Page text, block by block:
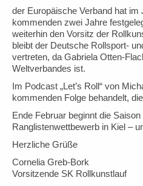
der Europäische Verband hat
kommenden zwei Jahre
weiterhin den Vorsitz der
bleibt der Deutsche Rollsport-
vertreten, da Gabriela Otten-
Weltverbandes ist.
Im Podcast „Let’s Roll“ von
kommenden Folge behandelt,
Ende Februar beginnt die
Ranglistenwettbewerb in Kiel –
Herzliche Grüße
Cornelia Greb-Bork
Vorsitzende SK Rollkunstlauf